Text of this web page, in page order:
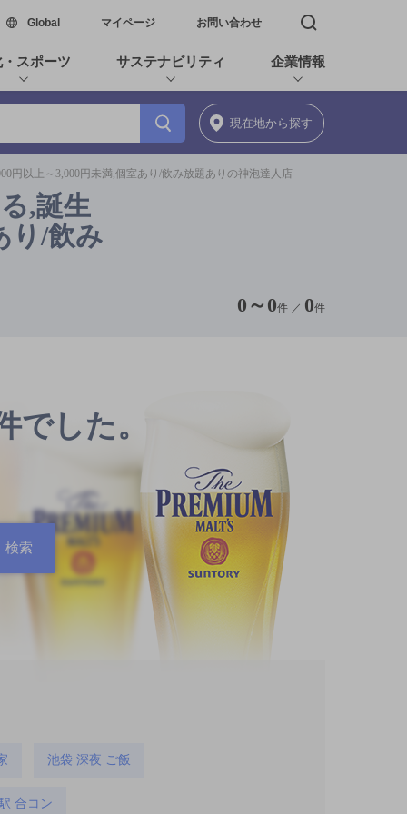
Global新しいウィンドウで開く
マイページ お問い合わせ 検索窓を開く
スポーツ サステナビリティ 企業情報
現在地から探す
円以上～3,000円未満,個室あり/飲み放題ありの神泡達人店
,誕生
り/飲み
0 ～ 0件 ／ 0件
でした。
池袋 深夜 ご飯
合コン